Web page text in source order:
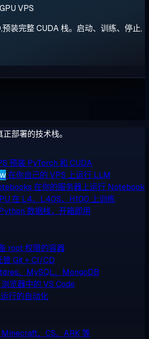
VPS
装完整 CUDA 栈。启动、训练、停止,
部署的技术栈。
预装 PyTorch 和 CUDA
在你自己的 VPS 上运行 LLM
在你的服务器上运行 Notebook
在 L4、L40S、H100 上训练
数据栈，开箱即用
root 权限的容器
管 Git + CI/CD
、MySQL、MongoDB
浏览器中的 VS Code
行的自动化
Minecraft、CS、ARK 等